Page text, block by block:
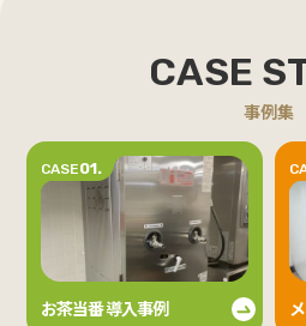
CASE
事例集
CASE01.
お茶当番 導入事例